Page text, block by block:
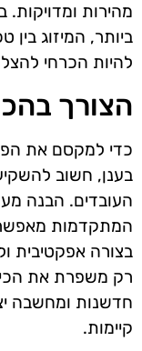
מהירות
להיות הכרחי
הצורך
בענן, חשוב
העובדים. הבנה
המתקדמות
בצורה אפקטיבית
רק משפרת את
חדשנות ומחשבה
קיימות.